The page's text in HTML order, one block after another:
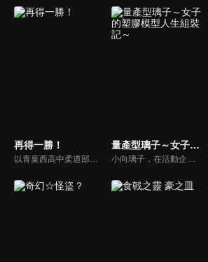
再得一勝！
以青葉西高中柔道部的女生們為主軸展開的青春故事，在國中最後一次大賽沒留下成果，園田未知本來打算放棄柔道。可是在好朋友早苗，和最後的對戰對手永遠的邀請下，她的柔道故事將繼續下去。
量產型璃子～女子的塑膠模型人生組裝記～
小向璃子，在活動企劃公司工作的她是一名各方面都很普通、不甚起眼的OL，甚至被公司男同事戲稱為「量產型人類」。正當她因為同事的言論開始質疑自己時，在街上亂晃的她意外被一間模型商店吸引了目光。在模型店老闆及店員的鼓勵之下，開啟了模型組裝日常與新的人生挑戰…..